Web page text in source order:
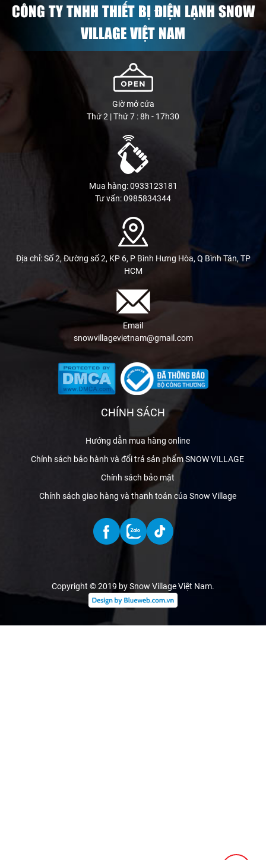
CÔNG TY TNHH THIẾT BỊ ĐIỆN LẠNH SNOW
VILLAGE VIỆT NAM
Giờ mở cửa
Thứ 2 | Thứ 7 : 8h - 17h30
Mua hàng: 0933123181
Tư vấn: 0985834344
Địa chỉ: Số 2, Đường số 2, KP 6, P Bình Hưng Hòa, Q Bình Tân, TP
HCM
Email
snowvillagevietnam@gmail.com
CHÍNH SÁCH
Hướng dẫn mua hàng online
Chính sách bảo hành và đổi trả sản phẩm SNOW VILLAGE
Chính sách bảo mật
Chính sách giao hàng và thanh toán của Snow Village
Copyright © 2019 by Snow Village Việt Nam.